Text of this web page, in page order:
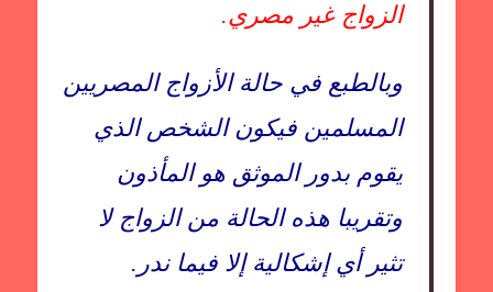
الزواج غير مصري.
وبالطبع في حالة الأزواج المصريين
المسلمين فيكون الشخص الذي
يقوم بدور الموثق هو المأذون
وتقريبا هذه الحالة من الزواج لا
تثير أي إشكالية إلا فيما ندر.